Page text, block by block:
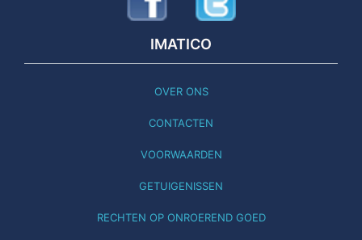
IMATICO
OVER ONS
CONTACTEN
VOORWAARDEN
GETUIGENISSEN
RECHTEN OP ONROEREND GOED